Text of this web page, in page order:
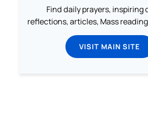
Find daily prayers, inspiring
reflections, articles, Mass
VISIT MAIN SITE